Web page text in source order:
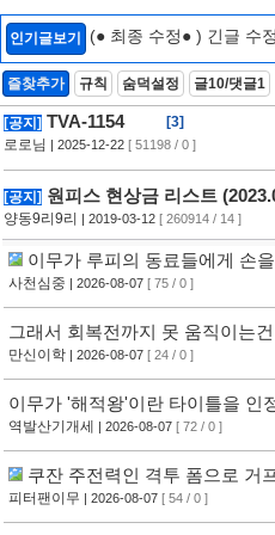
인기글보기 (● 최종 수정● ) 긴글 수
즐찾추가 규칙 숨덕설정 글10/댓글1
[공지] TVA-1154
[3]
로로님 | 2025-12-22 [ 51198 / 0 ]
[공지] 원피스 현상금 리스트
양동9리9리
| 2019-03-12 [ 260914 / 14 ]
이무가 루피의 동료들에게 손
사천심중 | 2026-08-07 [ 75 / 0 ]
그래서 회복전까지 못 움직이는
만신이학 | 2026-08-07 [ 24 / 0 ]
이무가 '해적왕'이란 타이틀을 인
역발산기개세
| 2026-08-07 [ 72 / 0 ]
쿠잔 주전력인 격투 폼으로 거
피터팬이무 | 2026-08-07 [ 54 / 0 ]